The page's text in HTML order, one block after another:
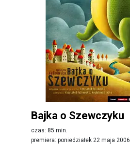
Bajka o Szewczyku
czas: 85 min.
premiera: poniedziałek 22 maja 2006